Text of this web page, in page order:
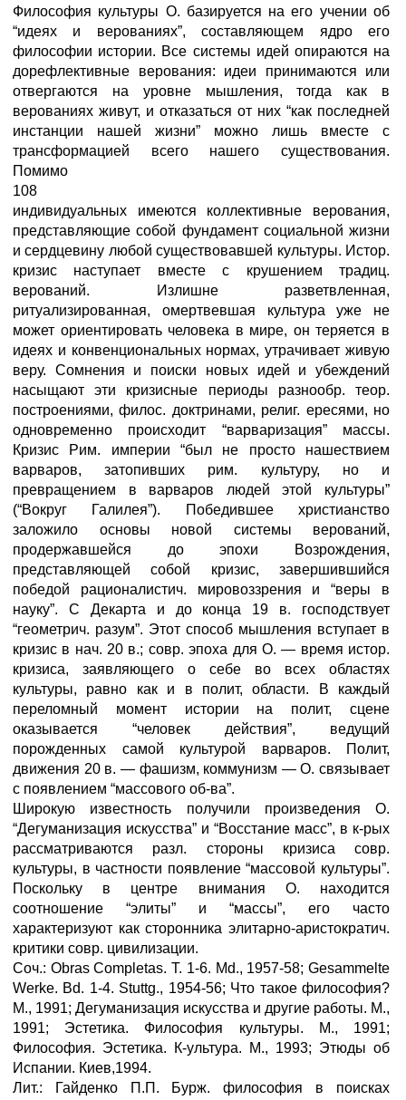
Философия культуры О. базируется на его учении об
“идеях и верованиях”, составляющем ядро его
философии истории. Все системы идей опираются на
дорефлективные верования: идеи принимаются или
отвергаются на уровне мышления, тогда как в
верованиях живут, и отказаться от них “как последней
инстанции нашей жизни” можно лишь вместе с
трансформацией всего нашего существования.
Помимо
108
индивидуальных имеются коллективные верования,
представляющие собой фундамент социальной жизни
и сердцевину любой существовавшей культуры. Истор.
кризис наступает вместе с крушением традиц.
верований. Излишне разветвленная,
ритуализированная, омертвевшая культура уже не
может ориентировать человека в мире, он теряется в
идеях и конвенциональных нормах, утрачивает живую
веру. Сомнения и поиски новых идей и убеждений
насыщают эти кризисные периоды разнообр. теор.
построениями, филос. доктринами, религ. ересями, но
одновременно происходит “варваризация” массы.
Кризис Рим. империи “был не просто нашествием
варваров, затопивших рим. культуру, но и
превращением в варваров людей этой культуры”
(“Вокруг Галилея”). Победившее христианство
заложило основы новой системы верований,
продержавшейся до эпохи Возрождения,
представляющей собой кризис, завершившийся
победой рационалистич. мировоззрения и “веры в
науку”. С Декарта и до конца 19 в. господствует
“геометрич. разум”. Этот способ мышления вступает в
кризис в нач. 20 в.; совр. эпоха для О. — время истор.
кризиса, заявляющего о себе во всех областях
культуры, равно как и в полит, области. В каждый
переломный момент истории на полит, сцене
оказывается “человек действия”, ведущий
порожденных самой культурой варваров. Полит,
движения 20 в. — фашизм, коммунизм — О. связывает
с появлением “массового об-ва”.
Широкую известность получили произведения О.
“Дегуманизация искусства” и “Восстание масс”, в к-рых
рассматриваются разл. стороны кризиса совр.
культуры, в частности появление “массовой культуры”.
Поскольку в центре внимания О. находится
соотношение “элиты” и “массы”, его часто
характеризуют как сторонника элитарно-аристократич.
критики совр. цивилизации.
Соч.: Obras Completas. Т. 1-6. Md., 1957-58; Gesammelte
Werke. Bd. 1-4. Stuttg., 1954-56; Что такое философия?
М., 1991; Дегуманизация искусства и другие работы. М.,
1991; Эстетика. Философия культуры. М., 1991;
Философия. Эстетика. К-ультура. М., 1993; Этюды об
Испании. Киев,1994.
Лит.: Гайденко П.П. Бурж. философия в поисках